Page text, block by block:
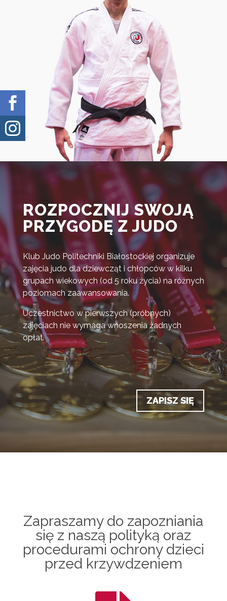


ROZPOCZNIJ SWOJĄ
PRZYGODĘ Z JUDO
Klub Judo Politechniki Białostockiej organizuje
zajęcia judo dla dziewcząt i chłopców w kilku
grupach wiekowych (od 5 roku życia) na różnych
poziomach zaawansowania.
Uczestnictwo w pierwszych (próbnych)
zajęciach nie wymaga wnoszenia żadnych
opłat.
ZAPISZ SIĘ
Zapraszamy do zapozniania
się z naszą polityką oraz
procedurami ochrony dzieci
przed krzywdzeniem